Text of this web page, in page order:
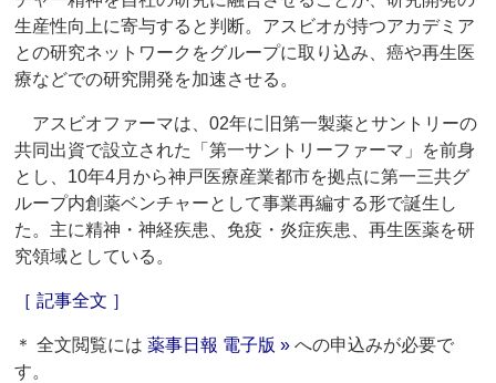
生産性向上に寄与すると判断。アスビオが持つアカデミア
との研究ネットワークをグループに取り込み、癌や再生医
療などでの研究開発を加速させる。
アスビオファーマは、02年に旧第一製薬とサントリーの
共同出資で設立された「第一サントリーファーマ」を前身
とし、10年4月から神戸医療産業都市を拠点に第一三共グ
ループ内創薬ベンチャーとして事業再編する形で誕生し
た。主に精神・神経疾患、免疫・炎症疾患、再生医薬を研
究領域としている。
［ 記事全文 ］
＊ 全文閲覧には薬事日報 電子版 » への申込みが必要で
す。